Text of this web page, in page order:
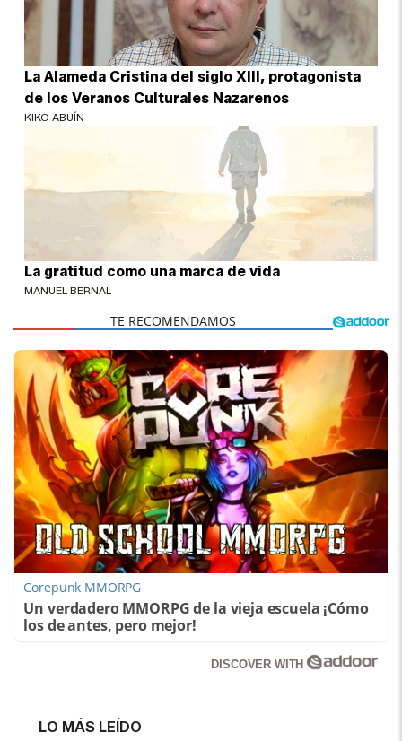
LO MÁS LEÍDO
La Alameda Cristina del siglo XIII, protagonista
de los Veranos Culturales Nazarenos
KIKO ABUÍN
La gratitud como una marca de vida
MANUEL BERNAL
Corepunk MMORPG
Un verdadero MMORPG de la vieja escuela ¡Cómo
los de antes, pero mejor!
DISCOVER WITH